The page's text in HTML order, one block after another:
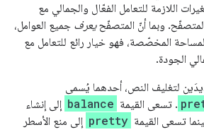
اللازمة للتعامل الفعّال والجمالي مع
وبما أنّ المتصفّحيعرف جميع العوامل،
المخصّصة، فهو خيار رائع للتعامل مع
الجودة.
لتغليف النص، أحدهما يُسمى
. تسعى القيمة balance إلى إنشاء
تسعى القيمة pretty إلى منع الأسطر